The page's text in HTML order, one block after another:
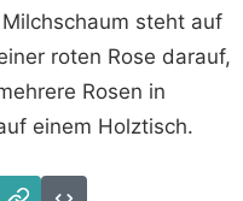
steht auf
roten Rose darauf,
Rosen in
einem Holztisch.
Download